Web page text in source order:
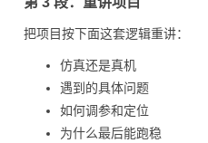
把项目按下面这套逻辑重讲：
仿真还是真机
遇到的具体问题
如何调参和定位
为什么最后能跑稳